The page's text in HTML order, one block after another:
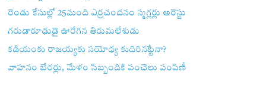
రెండు కేసుల్లో 25మంది ఎర్రచందనం స్మగ్లర్లు అరెస్టు
గరుడారూఢుడై ఊరేగిన తిరుమలేశుడు
కడియంకు రాజయ్యకు సయోధ్య కుదిరినట్టేనా?
వాహ‌నం బేర‌ర్లు, మేళం సిబ్బందికి పంచెలు పంపిణీ